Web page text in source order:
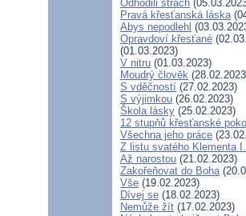
Odhodili strach
Pravá křesťanská láska
Abys nepodlehl
Opravdoví křesťané
(01.03.2023)
V nitru (01.03.2023)
Moudrý člověk
S vděčností (27.02.2023)
S výjimkou (26.02.2023)
Škola lásky (25.02.2023)
12 stupňů křesťanské
Všechna jeho práce
Z listu svatého Klementa I.
Až narostou (21.02.2023)
Zakořeňovat do Boha
Vše (19.02.2023)
Dívej se (18.02.2023)
Nemůže žít (17.02.2023)